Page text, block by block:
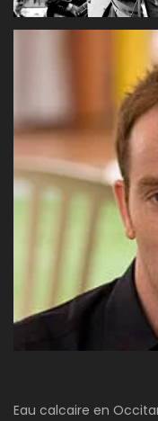
Eau calcaire en